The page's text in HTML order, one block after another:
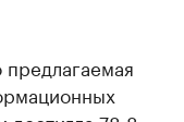
предлагаемая